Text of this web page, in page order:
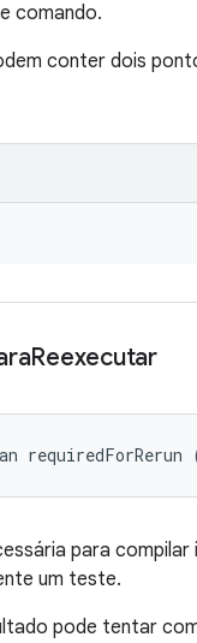
comando.
conter dois
Reexecutar
requiredForRerun
para
um teste.
pode tentar